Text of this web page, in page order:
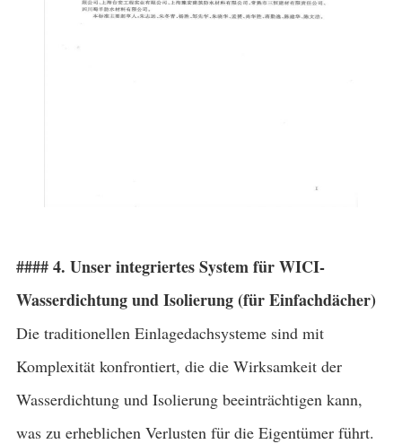
#### 4. Unser integriertes System für WICI-
Wasserdichtung und Isolierung (für Einfachdächer)
Die traditionellen Einlagedachsysteme sind mit
Komplexität konfrontiert, die die Wirksamkeit der
Wasserdichtung und Isolierung beeinträchtigen kann,
was zu erheblichen Verlusten für die Eigentümer führt.